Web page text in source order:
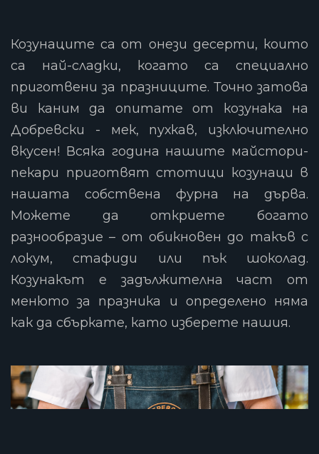
Козунаците са от онези десерти, които
са най-сладки, когато са специално
приготвени за празниците. Точно затова
ви каним да опитате от козунака на
Добревски - мек, пухкав, изключително
вкусен! Всяка година нашите майстори-
пекари приготвят стотици козунаци в
нашата собствена фурна на дърва.
Можете да откриете богато
разнообразие – от обикновен до такъв с
локум, стафиди или пък шоколад.
Козунакът е задължителна част от
менюто за празника и определено няма
как да сбъркате, като изберете нашия.